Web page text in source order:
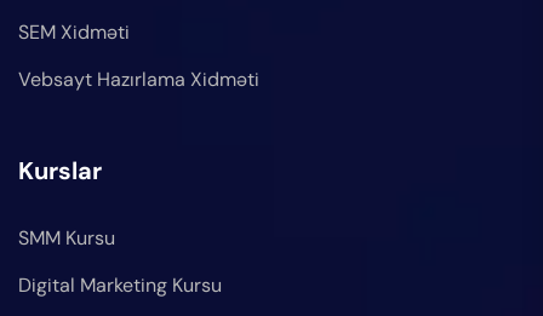
SEM Xidməti
Vebsayt Hazırlama Xidməti
Kurslar
SMM Kursu
Digital Marketing Kursu